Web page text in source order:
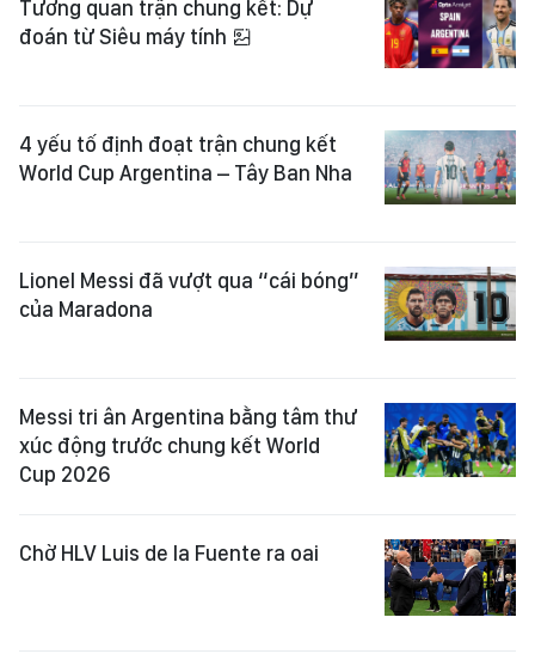
Tương quan trận chung kết: Dự
đoán từ Siêu máy tính
4 yếu tố định đoạt trận chung kết
World Cup Argentina – Tây Ban Nha
Lionel Messi đã vượt qua “cái bóng”
của Maradona
Messi tri ân Argentina bằng tâm thư
xúc động trước chung kết World
Cup 2026
Chờ HLV Luis de la Fuente ra oai